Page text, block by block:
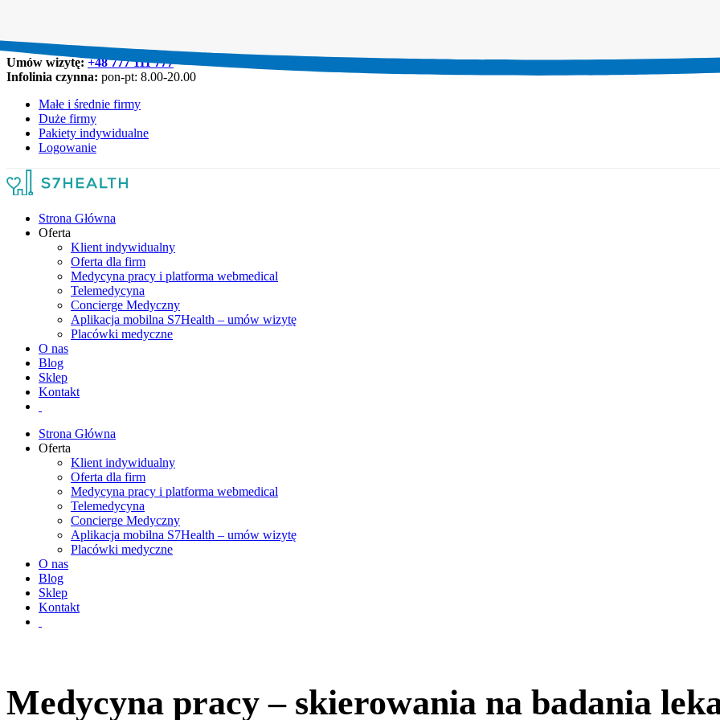
Umów wizytę:+48 777 111 777
Infolinia czynna: pon-pt: 8.00-20.00
Małe i średnie firmy
Duże firmy
Pakiety indywidualne
Logowanie
Strona Główna
Oferta
Klient indywidualny
Oferta dla firm
Medycyna pracy i platforma webmedical
Telemedycyna
Concierge Medyczny
Aplikacja mobilna S7Health – umów wizytę
Placówki medyczne
O nas
Blog
Sklep
Kontakt
Strona Główna
Oferta
Klient indywidualny
Oferta dla firm
Medycyna pracy i platforma webmedical
Telemedycyna
Concierge Medyczny
Aplikacja mobilna S7Health – umów wizytę
Placówki medyczne
O nas
Blog
Sklep
Kontakt
Medycyna pracy – skierowania na badania